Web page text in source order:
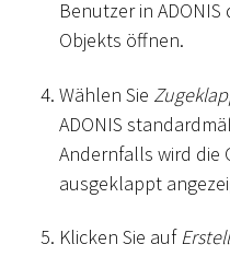
Benutzer in
Objekts öffnen.
Wählen Sie
ADONIS
Andernfalls wird die
ausgeklappt
Klicken Sie auf